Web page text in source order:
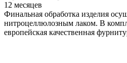
12 месяцев
Финальная обработка изделия
нитроцеллюлозным лаком. В
европейская качественная